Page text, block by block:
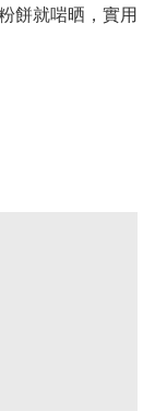
餅就啱晒，實用